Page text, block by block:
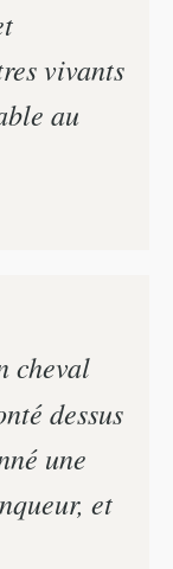
vivants
au
cheval
dessus
une
et